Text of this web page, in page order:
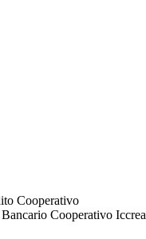
Cooperativo
Cooperativo Iccrea